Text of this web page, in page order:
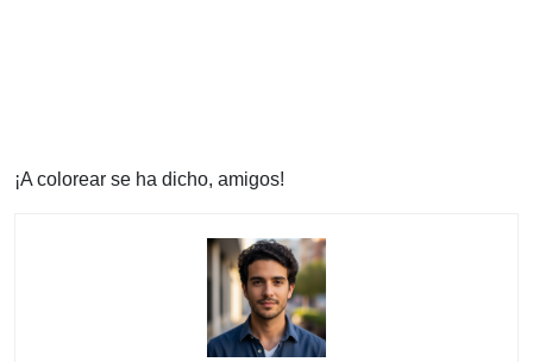
¡A colorear se ha dicho, amigos!